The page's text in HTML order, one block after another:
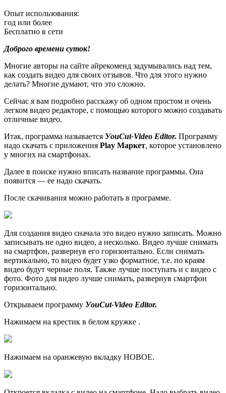
Опыт использования:
год или более
Бесплатно в сети
Доброго времени суток!
Многие авторы на сайте айрекоменд задумывались над тем,
как создать видео для своих отзывов. Что для этого нужно
делать? Многие думают, что это сложно.
Сейчас я вам подробно расскажу об одном простом и очень
легком видео редакторе, с помощью которого можно создавать
отличные видео.
Итак, программа называется УouСut-Video Еditor. Программу
надо скачать с приложения Play Маркет которое установлено
у многих на смартфонах.
Далее в поиске нужно вписать название программы. Она
появится — ее надо скачать.
После скачивания можно работать в программе.
Для создания видео сначала это видео нужно записать. Можно
записывать не одно видео, а несколько. Видео лучше снимать
на смартфон, развернув его горизонтально. Если снимать
вертикально, то видео будет узко форматное, т.е. по краям
видео будут черные поля. Также лучше поступать и с видео с
фото. Фото для видео лучше снимать, развернув смартфон
горизонтально.
Открываем программу УouСut-Video Еditor.
Нажимаем на крестик в белом кружке .
Нажимаем на оранжевую вкладку НОВОЕ.